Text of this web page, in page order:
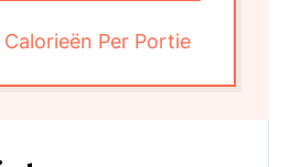
Calorieën Per Portie